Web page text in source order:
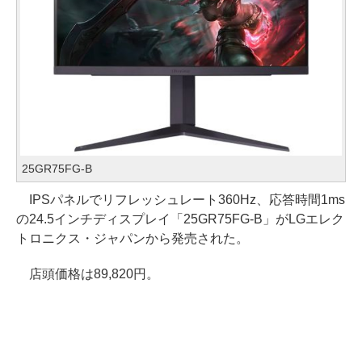
25GR75FG-B
IPSパネルでリフレッシュレート360Hz、応答時間1ms
の24.5インチディスプレイ「25GR75FG-B」がLGエレク
トロニクス・ジャパンから発売された。
店頭価格は89,820円。